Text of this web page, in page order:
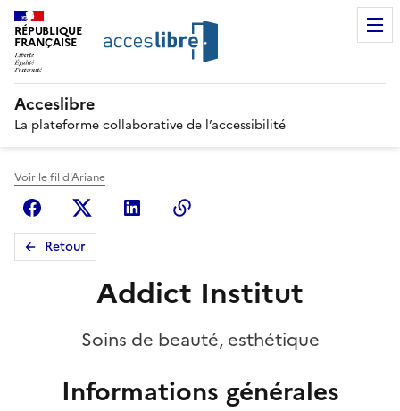
RÉPUBLIQUE
FRANÇAISE
Acceslibre
La plateforme collaborative de l’accessibilité
Voir le fil d'Ariane
FacebookX (anciennement Twitter)
Linkedin
Retour
Addict Institut
Soins de beauté, esthétique
Informations générales